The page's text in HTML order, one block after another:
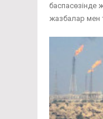
баспасөзінде
жазбалар